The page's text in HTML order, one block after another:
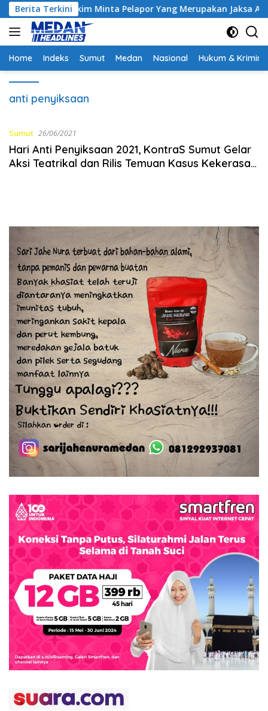
Langsung
ke
konten
Berita Terkini
Hakim Minta Pelapor Yang Merupakan Jaksa Agar
Home Indeks Sumut Medan Nasional Hukum &
anti penyiksaan
Sumut 26/06/2021
Hari Anti Penyiksaan 2021, KontraS Sumut Gelar
Aksi Teatrikal dan Rilis Temuan Kasus Kekerasan